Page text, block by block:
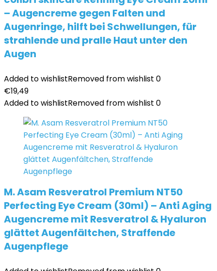
– Augencreme gegen Falten und
Augenringe, hilft bei Schwellungen, für
strahlende und pralle Haut unter den
Augen
Added to wishlistRemoved from wishlist 0
€19,49
Added to wishlistRemoved from wishlist 0
M. Asam Resveratrol Premium NT50
Perfecting Eye Cream (30ml) – Anti Aging
Augencreme mit Resveratrol & Hyaluron
glättet Augenfältchen, Straffende
Augenpflege